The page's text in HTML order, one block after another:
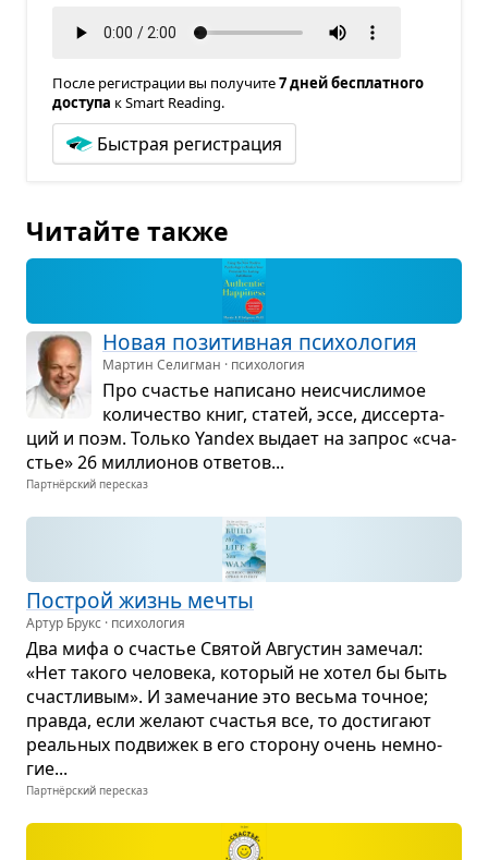
После регистрации вы получите7 дней бесплатного
доступа к Smart Reading.
Быстрая регистрация
Читайте также
Новая пози­тив­ная пси­хо­ло­гия
Мартин Селигман · психология
Про сча­стье напи­сано неис­чис­ли­мое
коли­че­ство книг, ста­тей, эссе, дис­сер­та­
ций и поэм. Только Yandex выдает на запрос «сча­
стье» 26 мил­ли­о­нов отве­тов...
Партнёрский пересказ
Построй жизнь мечты
Артур Брукс · психология
Два мифа о сча­стье Свя­той Авгу­стин заме­чал:
«Нет такого чело­века, кото­рый не хотел бы быть
счаст­ли­вым». И заме­ча­ние это весьма точ­ное;
правда, если желают сча­стья все, то дости­гают
реаль­ных подви­жек в его сто­рону очень немно­
гие...
Партнёрский пересказ